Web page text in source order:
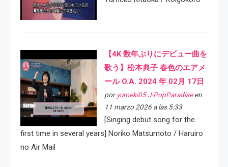
【4K 数年ぶりにデビュー曲を
歌う】松本典子 春色のエアメ
ール O.A. 2024 年 02月 17日
por yumeki05 J-PopParadiseen
11 marzo 2026 a las 5:33
[Singing debut song for the
first time in several years] Noriko Matsumoto / Haruiro
no Air Mail